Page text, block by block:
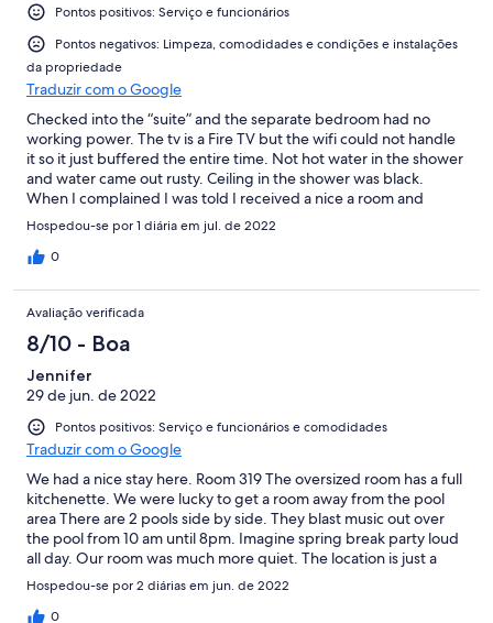
Pontos positivos: Serviço e funcionários
Pontos negativos: Limpeza, comodidades e condições e instalações
da propriedade
Traduzir com o Google
Checked into the “suite” and the separate bedroom had no
working power. The tv is a Fire TV but the wifi could not handle
it so it just buffered the entire time. Not hot water in the shower
and water came out rusty. Ceiling in the shower was black.
When I complained I was told I received a nice a room and
everything worked fine.
Hospedou-se por 1 diária em jul. de 2022
0
Avaliação verificada
8/10 - Boa
Jennifer
29 de jun. de 2022
Pontos positivos: Serviço e funcionários e comodidades
Traduzir com o Google
We had a nice stay here. Room 319 The oversized room has a full
kitchenette. We were lucky to get a room away from the pool
area There are 2 pools side by side. They blast music out over
the pool from 10 am until 8pm. Imagine spring break party loud
all day. Our room was much more quiet. The location is just a
block from Moreys piers and is a sister property to Binns where
the office is. My issue was that birds were living in our air-
conditioner unit and chirped and fluttered it took me a while to
Hospedou-se por 2 diárias em jun. de 2022
0